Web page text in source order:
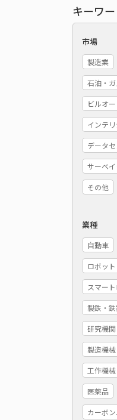
キーワ
市場
製造業
石油・ガ
ビルオ
インテ
データ
サーベ
その他
業種
自動車
ロボット
スマー
製鉄・
研究機関
製造機械
工作機械
医薬品
カーボ